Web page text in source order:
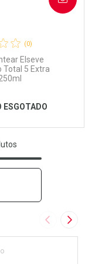
Convênio
(0)
Elseve
Total 5 Extra
ESGOTADO
Imagem